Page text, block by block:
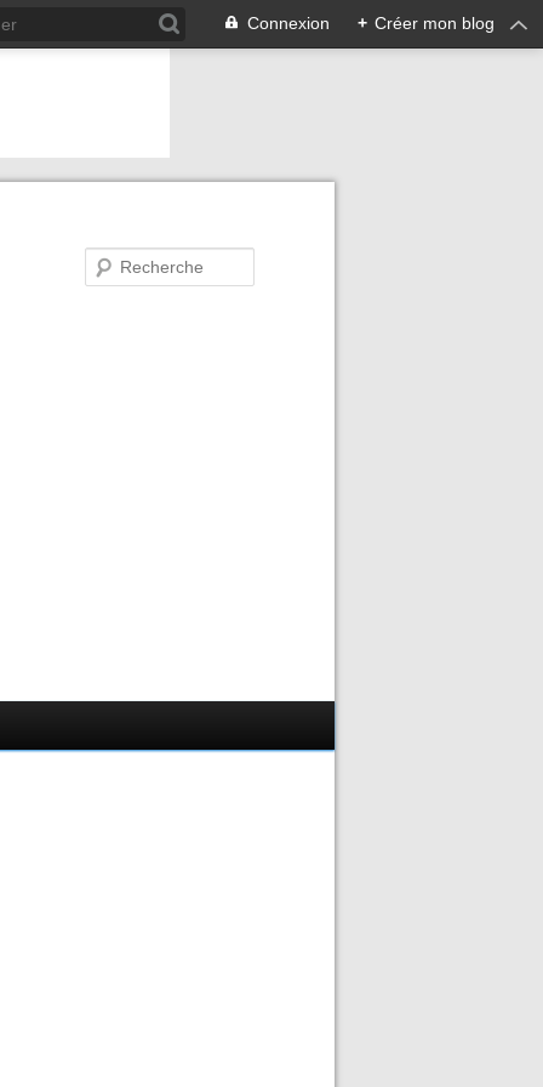
Connexion + Créer mon blog